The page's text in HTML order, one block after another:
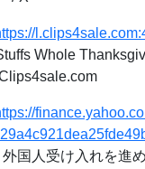
Whole
国人受け入れを進